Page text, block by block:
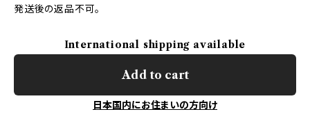
発送後の返品不可。
International shipping available
Add to cart
日本国内にお住まいの方向け